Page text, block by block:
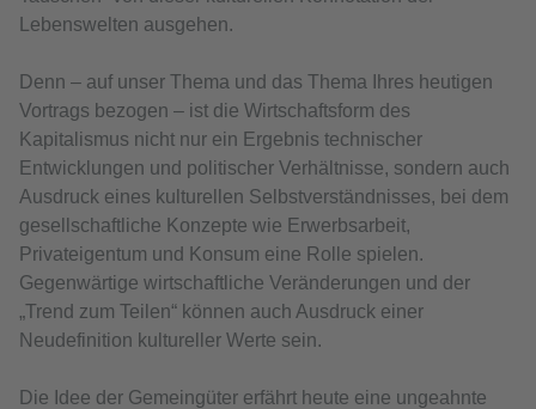
Lebenswelten ausgehen.
Denn – auf unser Thema und das Thema Ihres heutigen
Vortrags bezogen – ist die Wirtschaftsform des
Kapitalismus nicht nur ein Ergebnis technischer
Entwicklungen und politischer Verhältnisse, sondern auch
Ausdruck eines kulturellen Selbstverständnisses, bei dem
gesellschaftliche Konzepte wie Erwerbsarbeit,
Privateigentum und Konsum eine Rolle spielen.
Gegenwärtige wirtschaftliche Veränderungen und der
„Trend zum Teilen“ können auch Ausdruck einer
Neudefinition kultureller Werte sein.
Die Idee der Gemeingüter erfährt heute eine ungeahnte